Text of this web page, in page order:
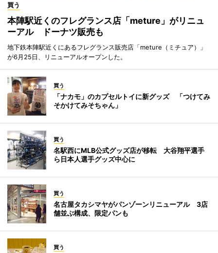
買う
本陣駅近くのフレグランス店「meture」がリニュ
ーアル ドーナツ販売も
地下鉄本陣駅近くにあるフレグランス販売店「meture（ミチュア）」
が6月25日、リニューアルオープンした。
買う
「ナカモ」のカプセルトイに新グッズ 「つけてみ
そかけてみそちゃん」
買う
名駅西にMLB公式グッズ店が移転 大谷翔平選手
ら日本人選手グッズ中心に
買う
名古屋タカシマヤがパンゾーンリニューアル 3店
舗並ぶ構成、限定パンも
買う